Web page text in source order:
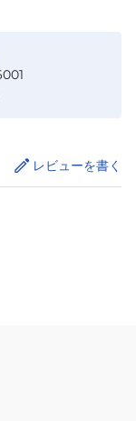
レビューを書く